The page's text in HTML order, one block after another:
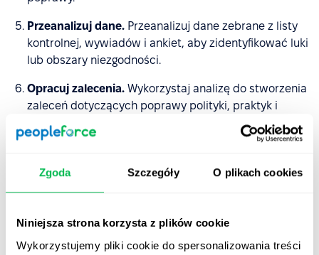
Zgoda Szczegóły O plikach cookies
Niniejsza strona korzysta z plików cookie
Wykorzystujemy pliki cookie do spersonalizowania treści
Przeanalizuj dane. Przeanalizuj dane zebrane z listy
kontrolnej, wywiadów i ankiet, aby zidentyfikować luki
lub obszary niezgodności.
Opracuj zalecenia. Wykorzystaj analizę do stworzenia
zaleceń dotyczących poprawy polityki, praktyk i
procedur HR.
audytu w każdym z obszarów i dokonaj odpowiedniej
się cyklicznie monitorować postępy i oceniaj
skuteczność zmian, które wprowadziłeś w ramach